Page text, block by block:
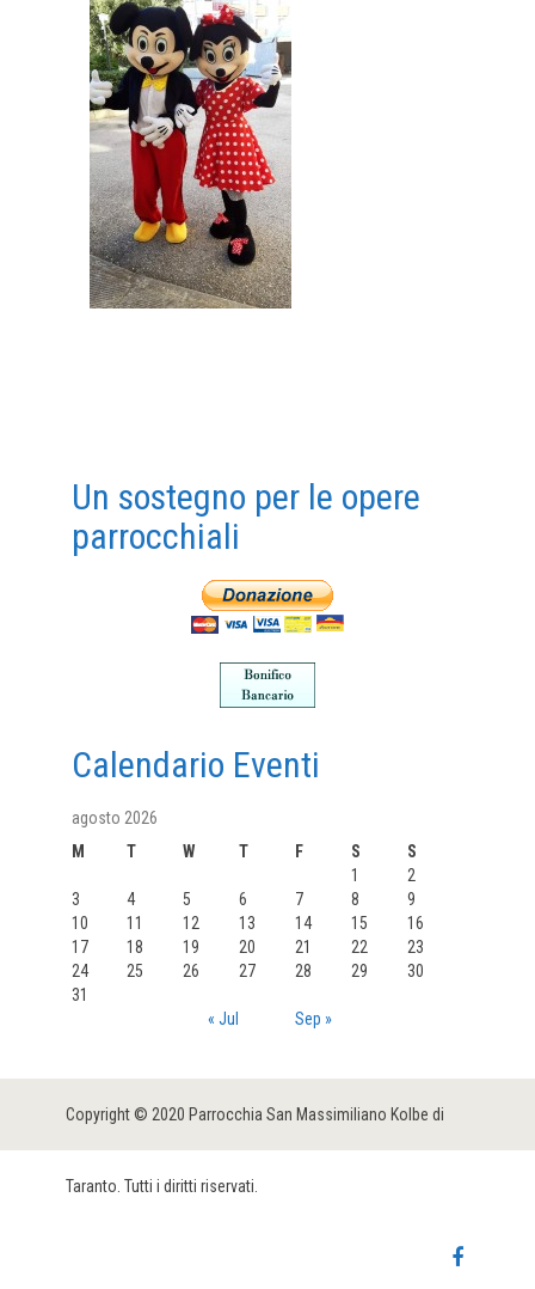
Un sostegno per le opere
parrocchiali
Calendario Eventi
agosto 2026
M
T W T F S
S
1
2
3
4 5 6 7 8
9
10
11 12 13 14 15
16
17
18 19 20 21 22
23
24
25 26 27 28 29
30
31
« Jul
Sep »
Copyright © 2020 Parrocchia San Massimiliano Kolbe di
Taranto. Tutti i diritti riservati.